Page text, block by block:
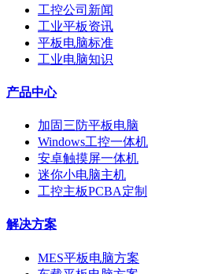
工控公司新闻
工业平板资讯
平板电脑标准
工业电脑知识
产品中心
加固三防平板电脑
Windows工控一体机
安卓触摸屏一体机
迷你小电脑主机
工控主板PCBA定制
解决方案
MES平板电脑方案